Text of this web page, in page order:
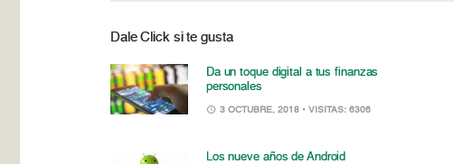
Dale Click si te gusta
Da un toque digital a tus finanzas
personales
3 OCTUBRE, 2018 • VISITAS: 6306
Los nueve años de Android